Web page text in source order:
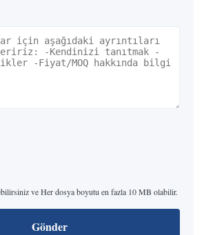
ve Her dosya boyutu en fazla 10 MB olabilir.
Gönder